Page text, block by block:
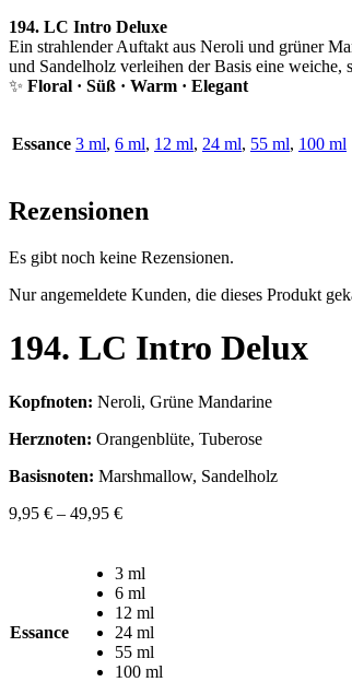
194. LC Intro Deluxe
Ein strahlender Auftakt aus Neroli und grüner
und Sandelholz verleihen der Basis eine
✨ Floral · Süß · Warm · Elegant
Essance 3 ml, 6 ml, 12 ml, 24 ml, 55 ml, 100 ml
Rezensionen
Es gibt noch keine Rezensionen.
Nur angemeldete Kunden, die dieses Produkt
194. LC Intro Delux
Kopfnoten: Neroli, Grüne Mandarine
Herznoten: Orangenblüte, Tuberose
Basisnoten: Marshmallow, Sandelholz
9,95 € – 49,95 €
Essance
3 ml
6 ml
12 ml
24 ml
55 ml
100 ml